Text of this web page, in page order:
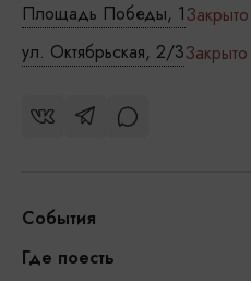
Площадь Победы, 1Закрыто
ул. Октябрьская, 2/3Закрыто
События
Где поесть